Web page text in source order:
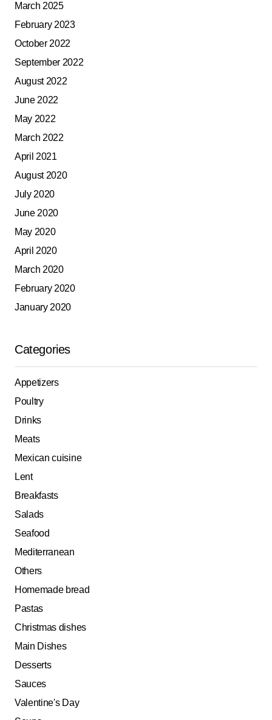
March 2025
February 2023
October 2022
September 2022
August 2022
June 2022
May 2022
March 2022
April 2021
August 2020
July 2020
June 2020
May 2020
April 2020
March 2020
February 2020
January 2020
Categories
Appetizers
Poultry
Drinks
Meats
Mexican cuisine
Lent
Breakfasts
Salads
Seafood
Mediterranean
Others
Homemade bread
Pastas
Christmas dishes
Main Dishes
Desserts
Sauces
Valentine's Day